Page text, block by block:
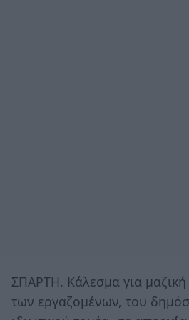
ΣΠΑΡΤΗ. Κάλεσμα για
των εργαζομένων, του